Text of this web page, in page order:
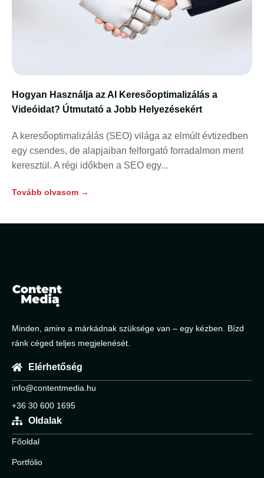
Hogyan Használja az AI Keresőoptimalizálás a
Videóidat? Útmutató a Jobb Helyezésekért
A keresőoptimalizálás (SEO) világa az elmúlt évtizedben
egy csendes, de alapjaiban felforgató forradalmon ment
keresztül. A régi időkben a SEO egy
Tovább olvasom →
Minden, amire a márkádnak szüksége van – egy kézben. Bízd
ránk céged teljes megjelenését.
Elérhetőség
info@contentmedia.hu
+36 30 600 1695
Oldalak
Főoldal
Portfólio